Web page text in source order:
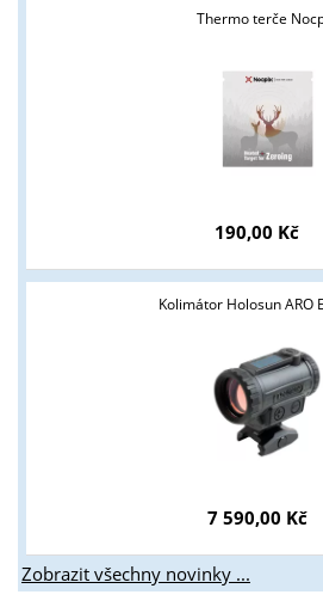
Thermo terče
190,00 Kč
Kolimátor Holosun ARO
7 590,00 Kč
Zobrazit všechny novinky ...
Tyto stránky jsou určeny pouze
podnikatelům v oblasti zbraně a
podmínky?